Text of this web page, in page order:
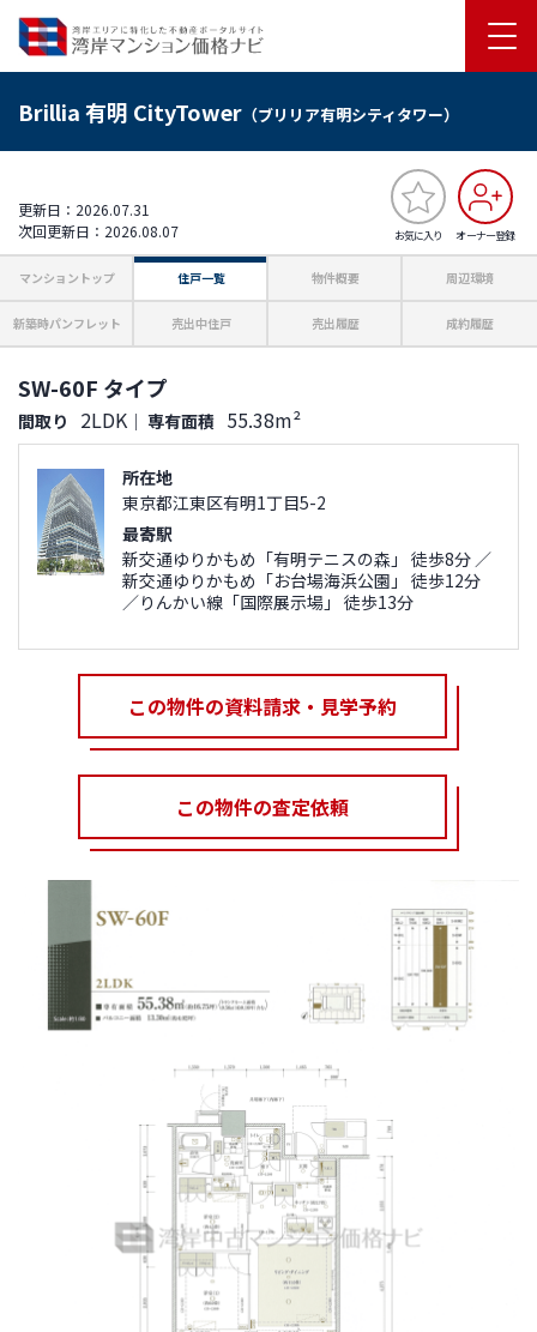
Brillia 有明 CityTower （ブリリア有明シティタワー）
お気に入り オーナー登録
更新日：2026.07.31
次回更新日：2026.08.07
マンショントップ 住戸一覧 物件概要 周辺環境
新築時パンフレット 売出中住戸 売出履歴 成約履歴
SW-60F タイプ
間取り 2LDK ｜ 専有面積 55.38m²
所在地
東京都江東区有明1丁目5-2
最寄駅
新交通ゆりかもめ「有明テニスの森」 徒歩8分 ／
新交通ゆりかもめ「お台場海浜公園」 徒歩12分
／りんかい線「国際展示場」 徒歩13分
この物件の資料請求・見学予約
この物件の査定依頼